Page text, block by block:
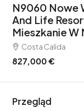
N9060 Nowe
And Life
Mieszkanie W
Costa Calida
827,000 €
Przegląd